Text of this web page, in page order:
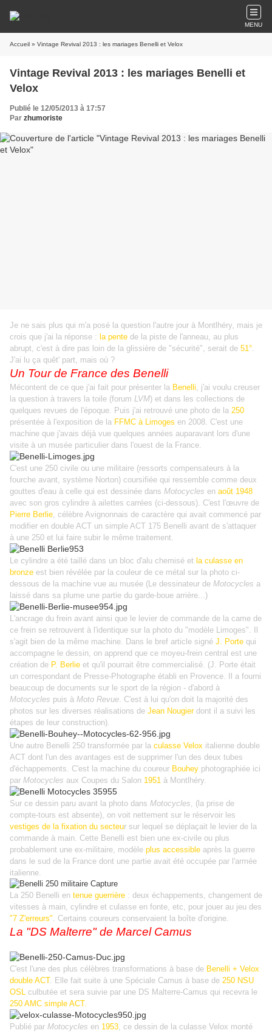
MENU
Accueil » Vintage Revival 2013 : les mariages Benelli et Velox
Vintage Revival 2013 : les mariages Benelli et
Velox
Publié le 12/05/2013 à 17:57
Par zhumoriste
Je ne sais plus qui m'a posé la question l'autre jour à Montlhéry, mais je
crois que j'ai la réponse : la pente de la piste de l'anneau, au plus
abrupt, c'est à dire pas loin de la glissière de "sécurité", serait de 51°.
J'ai lu ça quêt' part, mais où ?
Un Tour de France des Benelli
Mécontent de ce que j'ai fait pour présenter la Benelli, j'ai voulu creuser
la question à travers la toile (forum LVM) et dans les collections de
quelques revues de l'époque. Puis j'ai retrouvé une photo de la 250
présentée à l'exposition de la FFMC à Limoges en 2008. C'est une
machine que j'avais déjà vue quelques années auparavant lors d'une
visite à un musée particulier dans l'ouest de la France.
C'est une 250 civile ou une militaire (ressorts compensateurs à la
fourche avant, système Norton) coursifiée qui ressemble comme deux
gouttes d'eau à celle qui est dessinée dans Motocycles en août 1948
avec son gros cylindre à ailettes carrées (ci-dessous). C'est l'œuvre de
Pierre Berlie, célèbre Avignonnais de caractère qui avait commencé par
modifier en double ACT un simple ACT 175 Benelli avant de s'attaquer
à une 250 et lui faire subir le même traitement.
Le cylindre a été taillé dans un bloc d'alu chemisé et la culasse en
bronze est bien révélée par la couleur de ce métal sur la photo ci-
dessous de la machine vue au musée (Le dessinateur de Motocycles a
laissé dans sa plume une partie du garde-boue arrière...)
L'ancrage du frein avant ainsi que le levier de commande de la came de
ce frein se retrouvent à l'identique sur la photo du "modèle Limoges". Il
s'agit bien de la même machine. Dans le bref article signé J. Porte qui
accompagne le dessin, on apprend que ce moyeu-frein central est une
création de P. Berlie et qu'il pourrait être commercialisé. (J. Porte était
un correspondant de Presse-Photographe établi en Provence. Il a fourni
beaucoup de documents sur le sport de la région - d'abord à
Motocycles puis à Moto Revue. C'est à lui qu'on doit la majorité des
photos sur les diverses réalisations de Jean Nougierdont il a suivi les
étapes de leur construction).
Une autre Benelli 250 transformée par la culasse Velox italienne double
ACT dont l'un des avantages est de supprimer l'un des deux tubes
d'échappements. C'est la machine du coureur Bouhey photographiée ici
par Motocycles aux Coupes du Salon 1951 à Montlhéry.
Sur ce dessin paru avant la photo dans Motocycles, (la prise de
compte-tours est absente), on voit nettement sur le réservoir les
vestiges de la fixation du secteur sur lequel se déplaçait le levier de la
commande à main. Cette Benelli est bien une ex-civile ou plus
probablement une ex-militaire, modèle plus accessible après la guerre
dans le sud de la France dont une partie avait été occupée par l'armée
italienne.
La 250 Benelli en tenue guerrière : deux échappements, changement de
vitesses à main, cylindre et culasse en fonte, etc, pour jouer au jeu des
"7 Z'erreurs". Certains coureurs conservaient la boîte d'origine.
La "DS Malterre" de Marcel Camus
C'est l'une des plus célèbres transformations à base de Benelli + Velox
double ACT. Elle fait suite à une Spéciale Camus à base de 250 NSU
OSL culbutée et sera suivie par une DS Malterre-Camus qui recevra le
250 AMC simple ACT.
Publié par Motocycles en 1953, ce dessin de la culasse Velox monté